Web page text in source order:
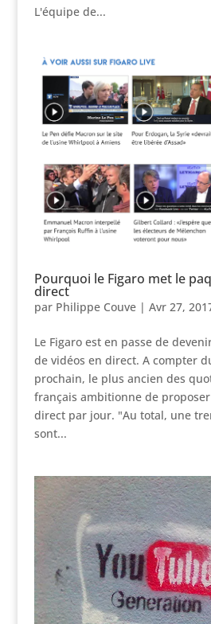
L'équipe de...
Pourquoi le Figaro met le
direct
par Philippe Couve| Avr 27,
Le Figaro est en passe de
de vidéos en direct. A compter
prochain, le plus ancien des
français ambitionne de
direct par jour. "Au total, une
sont...